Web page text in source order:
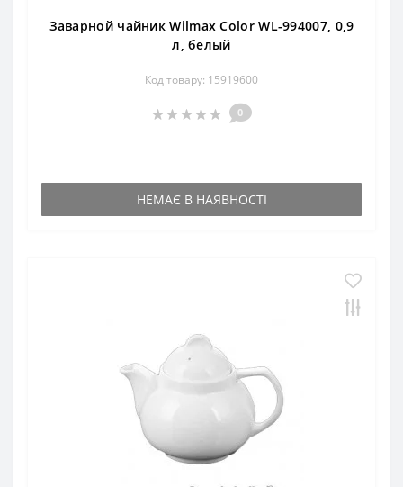
Заварной чайник Wilmax Color WL-994007, 0,9
л, белый
Код товару: 15919600
0
НЕМАЄ В НАЯВНОСТІ